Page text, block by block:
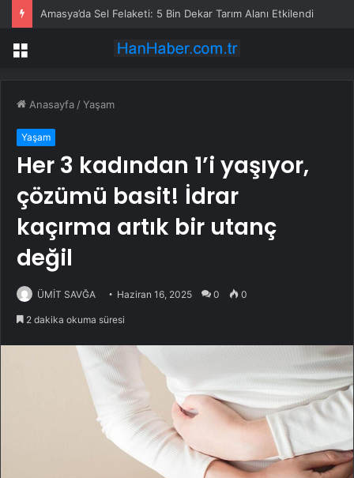
Amasya’da Sel Felaketi: 5 Bin Dekar Tarım Alanı Etkilendi
Menü
Anasayfa /Yaşam
Yaşam
Her 3 kadından 1’i yaşıyor,
çözümü basit! İdrar
kaçırma artık bir utanç
değil
ÜMİT SAVĞA Haziran 16, 2025 0 0
2 dakika okuma süresi